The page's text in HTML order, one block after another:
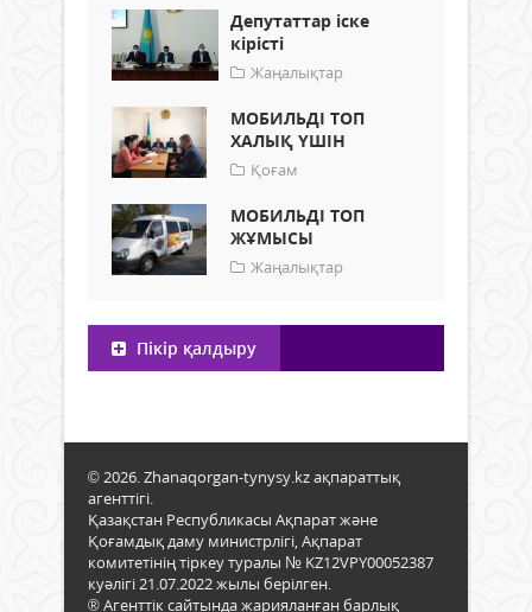
Депутаттар іске
кірісті
Жаңалықтар
МОБИЛЬДІ ТОП
ХАЛЫҚ ҮШІН
Қоғам
МОБИЛЬДІ ТОП
ЖҰМЫСЫ
Жаңалықтар
Пікір қалдыру
© 2026. Zhanaqorgan-tynysy.kz ақпараттық
агенттігі.
Қазақстан Республикасы Ақпарат және
Қоғамдық даму министрлігі, Ақпарат
комитетінің тіркеу туралы № KZ12VPY00052387
куәлігі 21.07.2022 жылы берілген.
® Агенттік сайтында жарияланған барлық